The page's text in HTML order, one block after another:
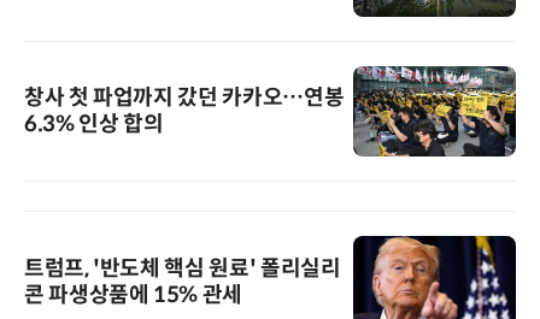
창사 첫 파업까지 갔던 카카오…연봉
6.3% 인상 합의
트럼프, '반도체 핵심 원료' 폴리실리
콘 파생상품에 15% 관세